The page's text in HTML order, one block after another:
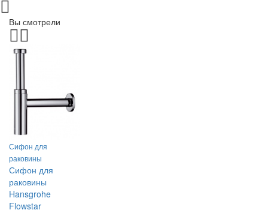
Вы смотрели
Сифон для
раковины
Сифон для
раковины
Hansgrohe
Flowstar